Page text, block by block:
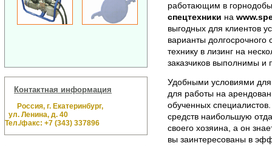
Контактная информация
Россия, г. Екатеринбург,
ул. Ленина, д. 40
Тел./факс: +7 (343) 337896
работающим в
спецтехники на
выгодных для клиентов
варианты долгосрочного
технику в лизинг на
заказчиков выполнимы и
Удобными условиями для
для работы на
обученных
средств наибольшую
своего хозяина, а он
вы заинтересованы в